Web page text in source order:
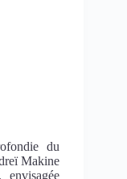
du
Makine